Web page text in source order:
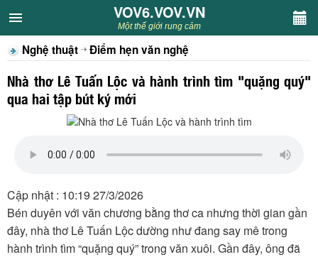
VOV6.VOV.VN
CHUYÊN MỤC
Khách VOV6
Sân khấu
Thiếu nhi
VOV6.VOV.VN
Một thế giới rung cảm
Nghệ thuật Điểm hẹn văn nghệ
Nhà thơ Lê Tuấn Lộc và hành trình tìm "quặng quý"
qua hai tập bút ký mới
Cập nhật : 10:19 27/3/2026
Bén duyên với văn chương bằng thơ ca nhưng thời gian gần
đây, nhà thơ Lê Tuấn Lộc dường như đang say mê trong
hành trình tìm “quặng quý” trong văn xuôi. Gần đây, ông đã